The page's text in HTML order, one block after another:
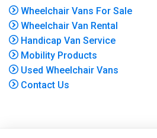
Wheelchair Vans For Sale
Wheelchair Van Rental
Handicap Van Service
Mobility Products
Used Wheelchair Vans
Contact Us